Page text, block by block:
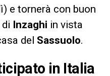
e tornerà con buon
Inzaghi in vista
del Sassuolo.
in Italia